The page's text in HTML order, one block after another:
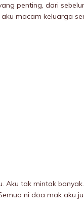
penting, dari
macam keluarga
Aku tak mintak
ni doa mak aku